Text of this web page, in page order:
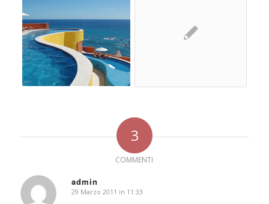
3
COMMENTI
admin
dice:
29 Marzo 2011 in 11:33